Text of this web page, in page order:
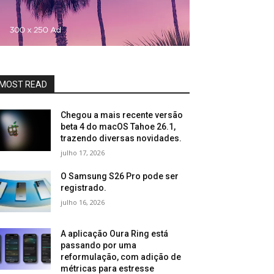
READ
Chegou a mais recente versão
beta 4 do macOS Tahoe 26.1,
trazendo diversas novidades.
julho 17, 2026
O Samsung S26 Pro pode ser
registrado.
julho 16, 2026
A aplicação Oura Ring está
passando por uma
reformulação, com adição de
métricas para estresse